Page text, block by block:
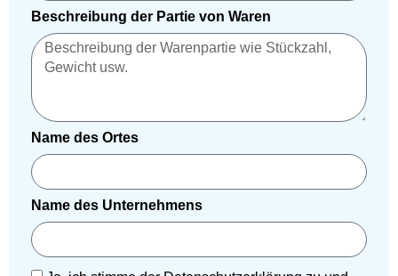
Beschreibung der Partie von Waren
Name des Ortes
Name des Unternehmens